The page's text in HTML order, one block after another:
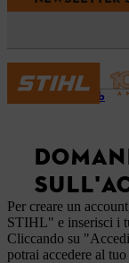
Sito web
Per creare un
STIHL" e inserisci i
Cliccando su
potrai accedere al